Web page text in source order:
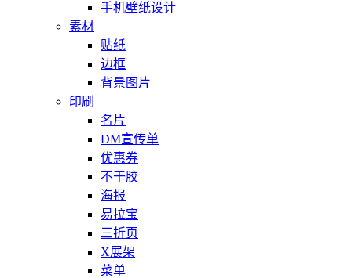
手机壁纸设计
素材
贴纸
边框
背景图片
印刷
名片
DM宣传单
优惠券
不干胶
海报
易拉宝
三折页
X展架
菜单